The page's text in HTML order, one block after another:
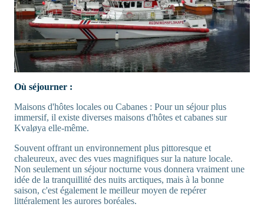
Où séjourner :
Maisons d'hôtes locales ou Cabanes : Pour un séjour plus
immersif, il existe diverses maisons d'hôtes et cabanes sur
Kvaløya elle-même.
Souvent offrant un environnement plus pittoresque et
chaleureux, avec des vues magnifiques sur la nature locale.
Non seulement un séjour nocturne vous donnera vraiment une
idée de la tranquillité des nuits arctiques, mais à la bonne
saison, c'est également le meilleur moyen de repérer
littéralement les aurores boréales.